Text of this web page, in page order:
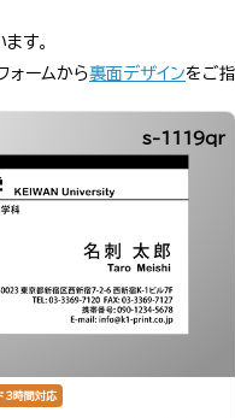
す。
ォームから裏面デザインをご
s-1119qr
3時間対応